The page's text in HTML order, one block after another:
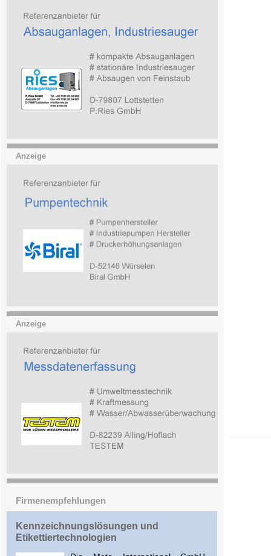
Anzeige
Anzeige
Firmenempfehlungen
Kennzeichnungslösungen und
Etikettiertechnologien